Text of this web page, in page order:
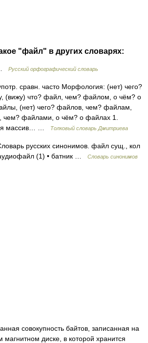
"файл" в других словарях:
Русский орфографический словарь
сравн. часто Морфология: (нет) чего?
(вижу) что? файл, чем? файлом, о чём? о
(нет) чего? файлов, чем? файлам,
чем? файлами, о чём? о файлах 1.
массив… …
Толковый словарь Дмитриева
русских синонимов. файл сущ., кол
(1) • батник …
Словарь синонимов
совокупность байтов, записанная на
магнитном диске, в которой хранится